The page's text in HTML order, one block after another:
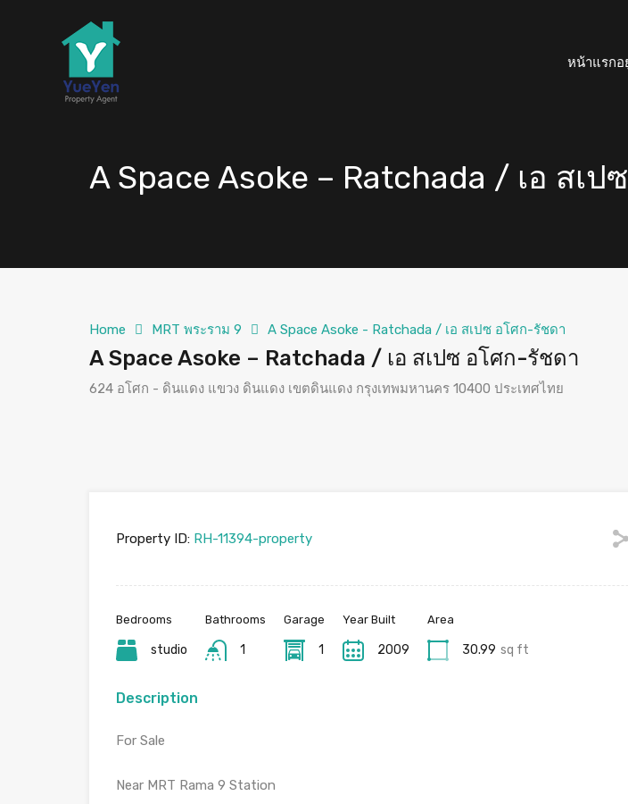
หน้าแรกอ
A Space Asoke – Ratchada / เอ สเ
Home MRT พระราม 9 A Space Asoke - Ratchada / เอ สเปซ อโศก-รัชดา
A Space Asoke – Ratchada / เอ สเปซ อโศก-รัชดา
624 อโศก - ดินแดง แขวง ดินแดง เขตดินแดง กรุงเทพมหานคร 10400 ประเทศไทย
Property ID: RH-11394-property
Bedrooms
studio
Bathrooms
1
Garage
1
Year Built
2009
Area
30.99 sq ft
Description
For Sale
Near MRT Rama 9 Station